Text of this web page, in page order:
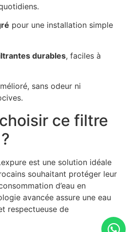
pour une installation simple
durables, faciles à
sans odeur ni
ce filtre
est une solution idéale
souhaitant protéger leur
d’eau en
avancée assure une eau
respectueuse de